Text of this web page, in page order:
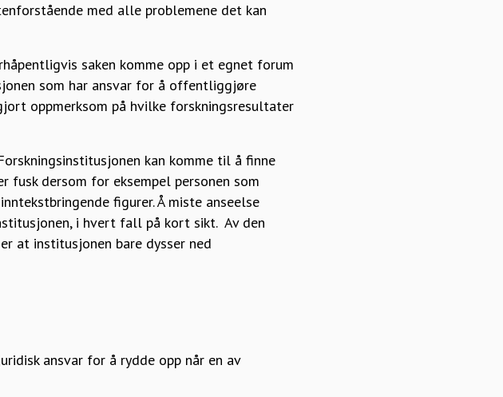
med alle problemene det kan
saken komme opp i et egnet forum
som har ansvar for å offentliggjøre
oppmerksom på hvilke forskningsresultater
kan komme til å finne
fusk dersom for eksempel personen som
figurer. Å miste anseelse
i hvert fall på kort sikt. Av den
at institusjonen bare dysser ned
ansvar for å rydde opp når en av